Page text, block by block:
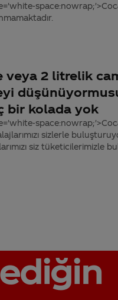
veya 2 litrelik
bir kolada yok
sizlerle
siz tüketicilerimizle